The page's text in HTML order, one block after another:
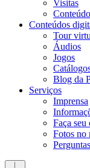
Visitas
Conteúdos
Tour
Áudios
Jogos
Blog da
Serviços
Imprensa
Faça seu
Fotos no